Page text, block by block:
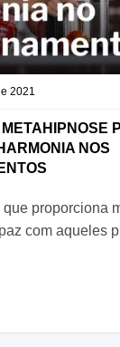
2021
NOS
proporciona
com aqueles